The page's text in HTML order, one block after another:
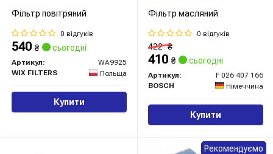
Фільтр повітряний
0 відгуків
540 ₴ сьогодні
Артикул:
WA9925
WIX FILTERS
Польща
Купити
Фільтр масляний
0 відгуків
422₴
410 ₴ сьогодні
Артикул:
F 026 407 166
BOSCH
Німеччина
Купити
Рекомендуємо